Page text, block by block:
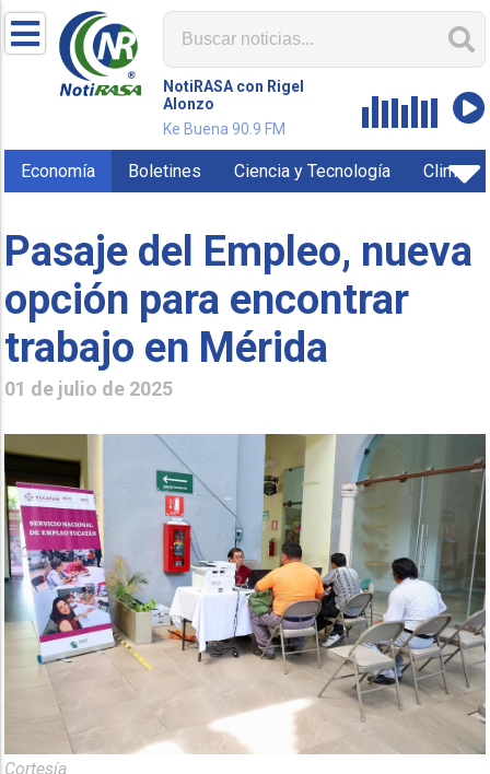
NotiRASA con Rigel
Alonzo
Ke Buena 90.9 FM
Economía Boletines Ciencia y Tecnología Clima
Pasaje del Empleo, nueva
opción para encontrar
trabajo en Mérida
01 de julio de 2025
Cortesía